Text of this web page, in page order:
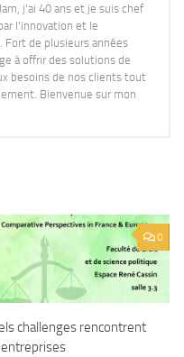
j'ai 40 ans et je suis chef
l'innovation et le
de plusieurs années
à offrir des solutions de
besoins de nos clients tout
Bienvenue sur mon
0
challenges rencontrent